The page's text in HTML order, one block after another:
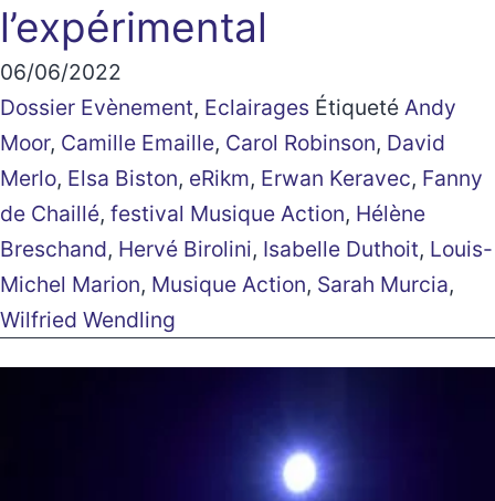
l’expérimental
06/06/2022
Dossier Evènement, Eclairages Étiqueté Andy
Moor, Camille Emaille, Carol Robinson, David
Merlo, Elsa Biston, eRikm, Erwan Keravec, Fanny
de Chaillé, festival Musique Action, Hélène
Breschand, Hervé Birolini, Isabelle Duthoit, Louis-
Michel Marion, Musique Action, Sarah Murcia,
Wilfried Wendling